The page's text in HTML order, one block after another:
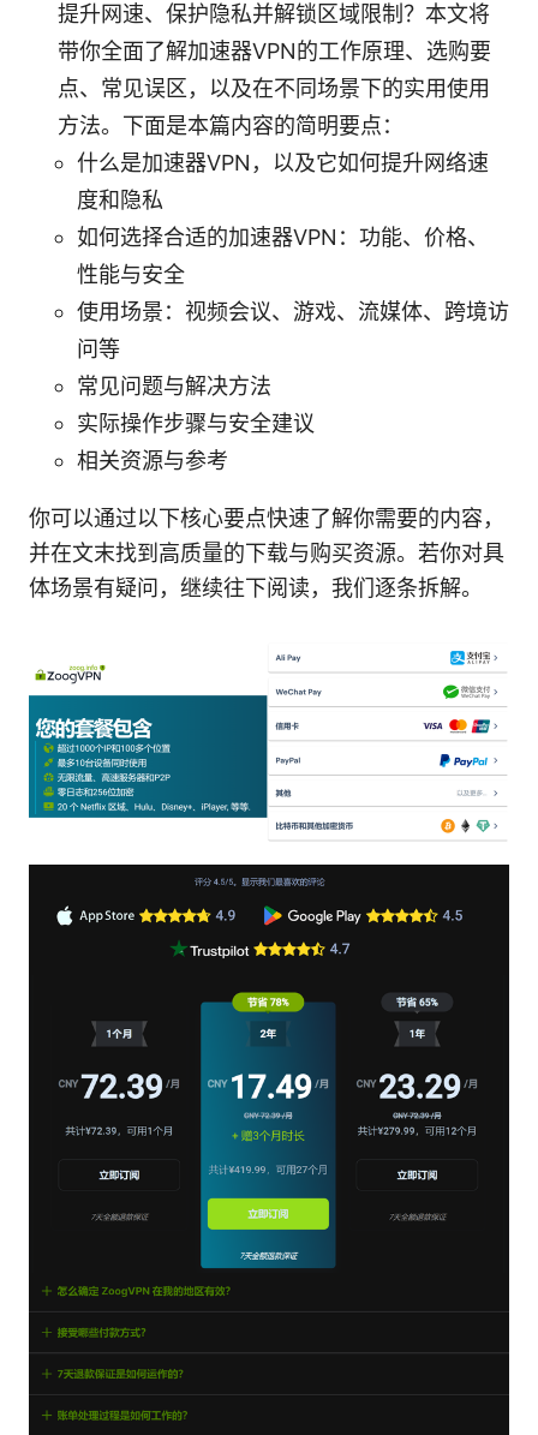
提升网速、保护隐私并解锁区域限制？本文将
带你全面了解加速器VPN的工作原理、选购要
点、常见误区，以及在不同场景下的实用使用
方法。下面是本篇内容的简明要点：
什么是加速器VPN，以及它如何提升网络速
度和隐私
如何选择合适的加速器VPN：功能、价格、
性能与安全
使用场景：视频会议、游戏、流媒体、跨境访
问等
常见问题与解决方法
实际操作步骤与安全建议
相关资源与参考
你可以通过以下核心要点快速了解你需要的内容，
并在文末找到高质量的下载与购买资源。若你对具
体场景有疑问，继续往下阅读，我们逐条拆解。